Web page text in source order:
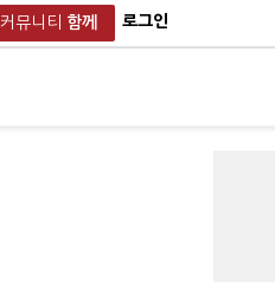
커뮤니티 함께 로그인